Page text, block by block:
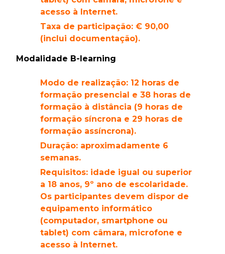
acesso à Internet.
Taxa de participação: € 90,00
(inclui documentação).
Modalidade B-learning
Modo de realização: 12 horas de
formação presencial e 38 horas de
formação à distância (9 horas de
formação síncrona e 29 horas de
formação assíncrona).
Duração: aproximadamente 6
semanas.
Requisitos: idade igual ou superior
a 18 anos, 9º ano de escolaridade.
Os participantes devem dispor de
equipamento informático
(computador, smartphone ou
tablet) com câmara, microfone e
acesso à Internet.